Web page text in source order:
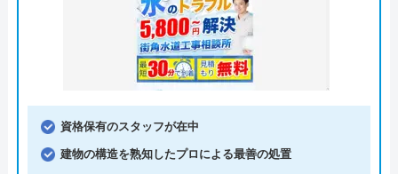
資格保有のスタッフが在中
建物の構造を熟知したプロによる最善の処置